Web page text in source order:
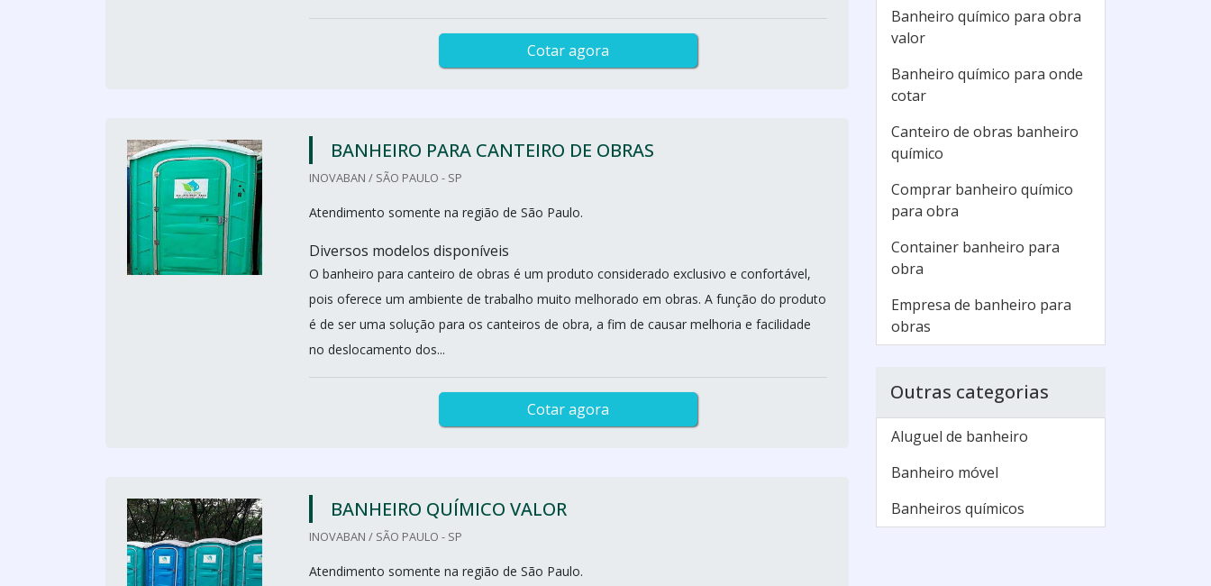
Cotar agora
BANHEIRO PARA CANTEIRO DE OBRAS
INOVABAN / SÃO PAULO - SP
Atendimento somente na região de São Paulo.
Diversos modelos disponíveis
O banheiro para canteiro de obras é um produto considerado exclusivo e confortável,
pois oferece um ambiente de trabalho muito melhorado em obras. A função do produto
é de ser uma solução para os canteiros de obra, a fim de causar melhoria e facilidade
no deslocamento dos...
Cotar agora
BANHEIRO QUÍMICO VALOR
INOVABAN / SÃO PAULO - SP
Atendimento somente na região de São Paulo.
Banheiro químico para obra
valor
Banheiro químico para onde
cotar
Canteiro de obras banheiro
químico
Comprar banheiro químico
para obra
Container banheiro para
obra
Empresa de banheiro para
obras
Outras categorias
Aluguel de banheiro
Banheiro móvel
Banheiros químicos